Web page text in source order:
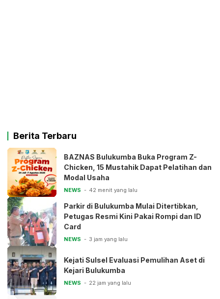
Berita Terbaru
BAZNAS Bulukumba Buka Program Z-
Chicken, 15 Mustahik Dapat Pelatihan dan
Modal Usaha
NEWS 42 menit yang lalu
Parkir di Bulukumba Mulai Ditertibkan,
Petugas Resmi Kini Pakai Rompi dan ID
Card
NEWS 3 jam yang lalu
Kejati Sulsel Evaluasi Pemulihan Aset di
Kejari Bulukumba
NEWS 22 jam yang lalu